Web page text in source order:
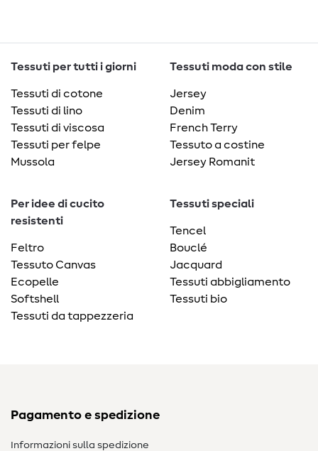
Tessuti per tutti i giorni
Tessuti di cotone
Tessuti di lino
Tessuti di viscosa
Tessuti per felpe
Mussola
Tessuti moda con stile
Jersey
Denim
French Terry
Tessuto a costine
Jersey Romanit
Per idee di cucito
resistenti
Feltro
Tessuto Canvas
Ecopelle
Softshell
Tessuti da tappezzeria
Tessuti speciali
Tencel
Bouclé
Jacquard
Tessuti abbigliamento
Tessuti bio
Pagamento e spedizione
Informazioni sulla spedizione